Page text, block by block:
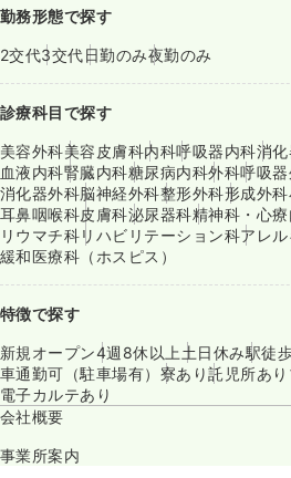
勤務形態で探す
2交代3交代日勤のみ夜勤のみ
診療科目で探す
美容外科美容皮膚科内科呼吸器内科消
血液内科腎臓内科糖尿病内科外科呼吸
消化器外科脳神経外科整形外科形成外科
耳鼻咽喉科皮膚科泌尿器科精神科・心
リウマチ科リハビリテーション科アレ
緩和医療科（ホスピス）
特徴で探す
新規オープン4週8休以上 土日休み駅徒
車通勤可（駐車場有） 寮あり託児所あり
電子カルテあり
会社概要
事業所案内